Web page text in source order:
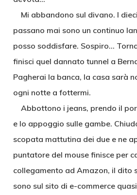
Mi abbandono sul divano. I
passano mai sono un continuo
posso soddisfare. Sospiro…
finisci quel dannato tunnel a
Pagherai la banca, la casa sarà
ogni notte a fottermi.
Abbottono i jeans, prendo il
e lo appoggio sulle gambe.
scopata mattutina dei due e ne
puntatore del mouse finisce per
collegamento ad Amazon, il dito
sono sul sito di e-commerce